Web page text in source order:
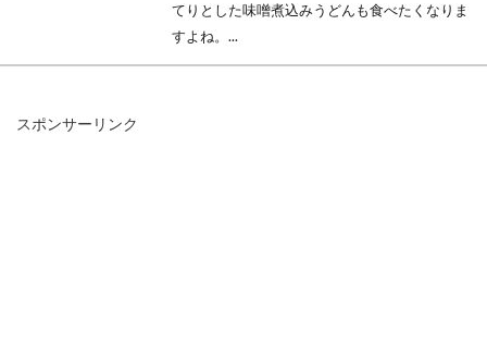
てりとした味噌煮込みうどんも食べたくなりま
すよね。...
スポンサーリンク